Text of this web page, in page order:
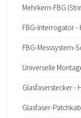
Mehrkern-FBG
FBG-Interrogator
FBG-Messsystem-
Universelle
Glasfaserstecker
Glasfaser-